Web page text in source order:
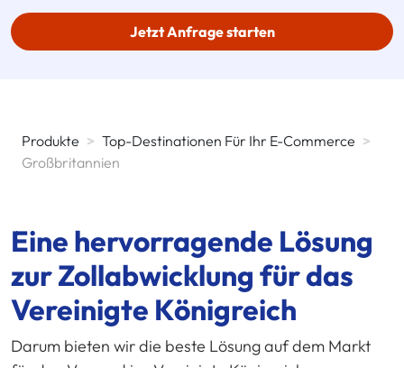
Jetzt Anfrage starten
Produkte > Top-Destinationen Für Ihr E-Commerce >
Großbritannien
Eine hervorragende Lösung
zur Zollabwicklung für das
Vereinigte Königreich
Darum bieten wir die beste Lösung auf dem Markt